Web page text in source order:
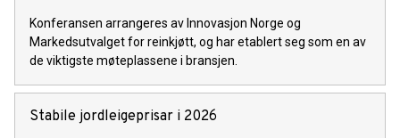
Konferansen arrangeres av Innovasjon Norge og
Markedsutvalget for reinkjøtt, og har etablert seg som en av
de viktigste møteplassene i bransjen.
Stabile jordleigeprisar i 2026